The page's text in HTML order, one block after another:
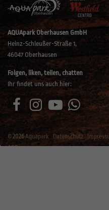
AQUApark Oberhausen GmbH
Heinz-Schleußer-Straße 1,
46047 Oberhausen
©2026Aquapark Datenschutz
AGB
Folgen, liken, teilen, chatten
Ihr findet uns auch hier: